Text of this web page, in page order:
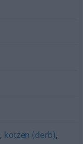
, kotzen (derb),